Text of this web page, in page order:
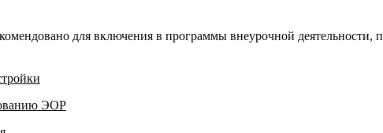
для включения в программы внеурочной деятельности,
ЭОР